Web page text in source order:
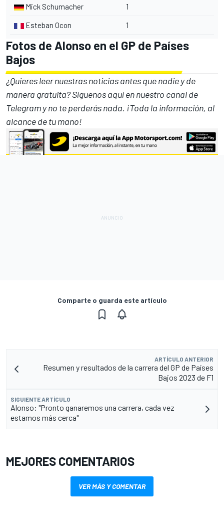
Mick Schumacher 1
Esteban Ocon 1
Fotos de Alonso en el GP de Países
Bajos
¿Quieres leer nuestras noticias antes que nadie y de
manera gratuita? Síguenosaquí en nuestro canal de
Telegramy no te perderás nada. ¡Toda la información, al
alcance de tu mano!
Comparte o guarda este artículo
ARTÍCULO ANTERIOR
Resumen y resultados de la carrera del GP de Países
Bajos 2023 de F1
SIGUIENTE ARTÍCULO
Alonso: "Pronto ganaremos una carrera, cada vez
estamos más cerca"
MEJORES COMENTARIOS
VER MÁS Y COMENTAR